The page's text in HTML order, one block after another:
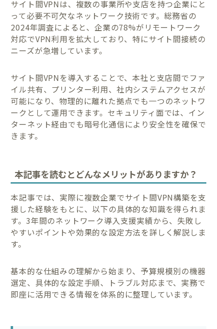
サイト間VPNは、複数の事業所や支店を持つ企業にと
って必要不可欠なネットワーク技術です。総務省の
2024年調査によると、企業の78%がリモートワーク
対応でVPN利用を拡大しており、特にサイト間接続の
ニーズが急増しています。
サイト間VPNを導入することで、本社と支店間でファ
イル共有、プリンター利用、社内システムアクセスが
可能になり、物理的に離れた拠点でも一つのネットワ
ークとして運用できます。セキュリティ面では、イン
ターネット経由でも暗号化通信により安全性を確保で
きます。
本記事を読むとどんなメリットがありますか？
本記事では、実際に複数企業でサイト間VPN構築を支
援した経験をもとに、以下の具体的な知識を得られま
す。3年間のネットワーク導入支援実績から、失敗し
やすいポイントや効果的な設定方法を詳しく解説しま
す。
基本的な仕組みの理解から始まり、予算規模別の機器
選定、具体的な設定手順、トラブル対応まで、実務で
即座に活用できる情報を体系的に整理しています。